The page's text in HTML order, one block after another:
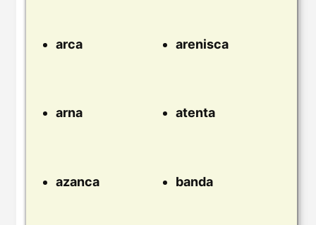
arca arenisca
arna atenta
azanca banda